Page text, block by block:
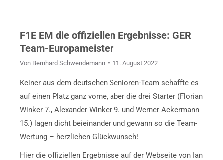
F1E EM die offiziellen Ergebnisse: GER
Team-Europameister
Von Bernhard Schwendemann 11. August 2022
Keiner aus dem deutschen Senioren-Team schaffte es
auf einen Platz ganz vorne, aber die drei Starter (Florian
Winker 7., Alexander Winker 9. und Werner Ackermann
15.) lagen dicht beieinander und gewann so die Team-
Wertung – herzlichen Glückwunsch!
Hier die offiziellen Ergebnisse auf der Webseite von Ian